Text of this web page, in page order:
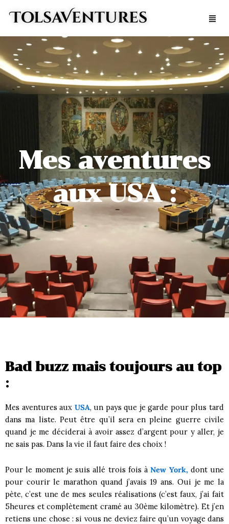
TolsaVentures
Mes aventures
aux USA :
Bad buzz mais toujours au top
:
Mes aventures aux USA, un pays que je garde pour plus tard
dans ma liste. Peut être qu’il sera en pleine guerre civile
quand je me déciderai à avoir assez d’argent pour y aller, je
ne sais pas. Dans la vie il faut faire des choix !
Pour le moment je suis allé trois fois àNew York, dont une
pour courir le marathon quand j’avais 19 ans. Oui je me la
pète, c’est une de mes seules réalisations (c’est faux, j’ai fait
5heures et complètement cramé au 30ème kilomètre). Et j’en
retiens une chose : si vous ne deviez faire qu’un voyage dans